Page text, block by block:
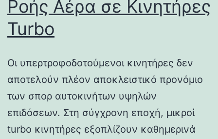
Ροής Αέρα σε Κινητήρες
Turbo
Οι υπερτροφοδοτούμενοι κινητήρες δεν
αποτελούν πλέον αποκλειστικό προνόμιο
των σπορ αυτοκινήτων υψηλών
επιδόσεων. Στη σύγχρονη εποχή, μικροί
turbo κινητήρες εξοπλίζουν καθημερινά